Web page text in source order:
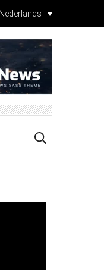
Nederlands